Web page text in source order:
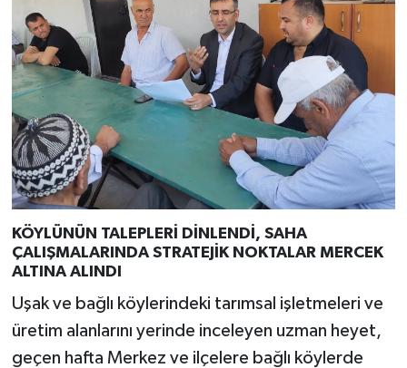
KÖYLÜNÜN TALEPLERİ DİNLENDİ, SAHA
ÇALIŞMALARINDA STRATEJİK NOKTALAR MERCEK
ALTINA ALINDI
Uşak ve bağlı köylerindeki tarımsal işletmeleri ve
üretim alanlarını yerinde inceleyen uzman heyet,
geçen hafta Merkez ve ilçelere bağlı köylerde